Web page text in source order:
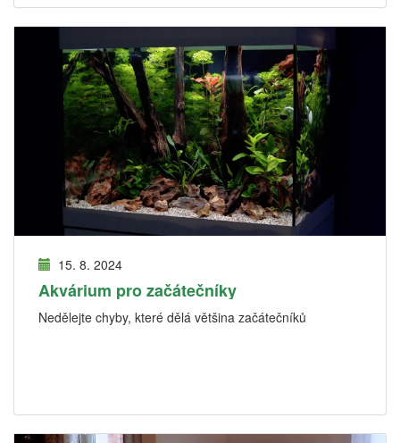
15. 8. 2024
Akvárium pro začátečníky
Nedělejte chyby, které dělá většina začátečníků